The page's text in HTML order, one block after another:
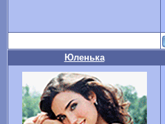
Юленька